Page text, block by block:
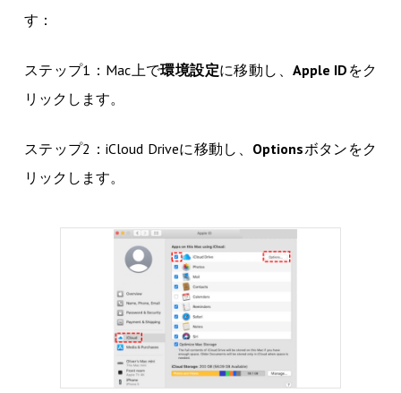
す：
ステップ1：Mac上で環境設定に移動し、 Apple ID をク
リックします。
ステップ2：iCloud Driveに移動し、 Optionsボタンをク
リックします。